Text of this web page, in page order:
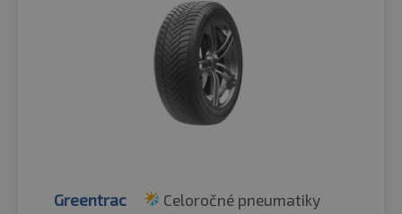
Greentrac Celoročné pneumatiky